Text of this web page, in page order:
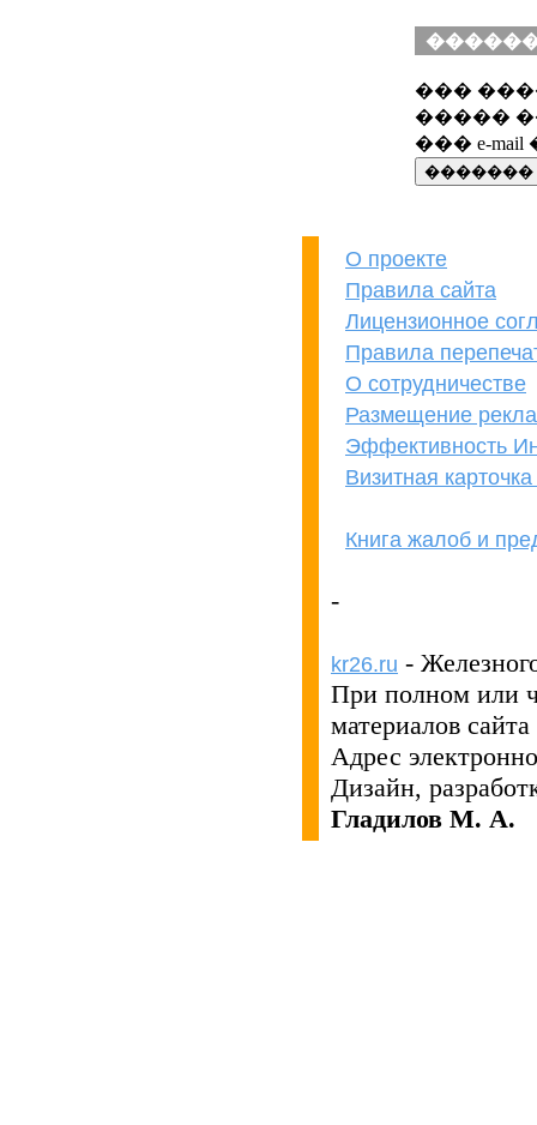
���
�����
��� e-
О проекте
Правила сайта
Лицензионное
Правила
О сотрудничестве
Размещение
Эффективность
Визитная
Книга жалоб и
-
kr26.ru -
При полном или
материалов
Адрес
Дизайн,
Гладилов М. А.